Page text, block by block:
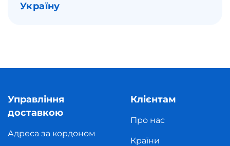
Україну
Управління
доставкою
Адреса за кордоном
Клієнтам
Про нас
Країни